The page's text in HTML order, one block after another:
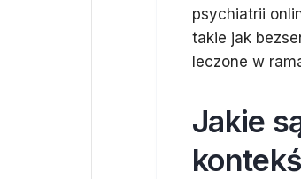
psychiatrii
takie jak
leczone w
Jakie